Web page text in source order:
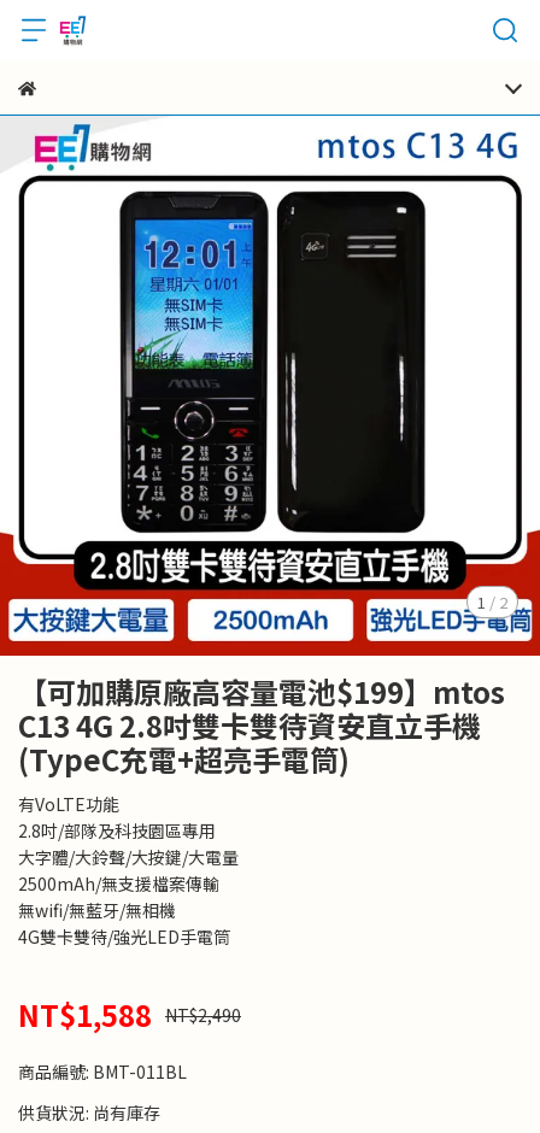
1 / 2
【可加購原廠高容量電池$199】mtos
C13 4G 2.8吋雙卡雙待資安直立手機
(TypeC充電+超亮手電筒)
有VoLTE功能
2.8吋/部隊及科技園區專用
大字體/大鈴聲/大按鍵/大電量
2500mAh/無支援檔案傳輸
無wifi/無藍牙/無相機
4G雙卡雙待/強光LED手電筒
NT$1,588 NT$2,490
商品編號: BMT-011BL
供貨狀況: 尚有庫存